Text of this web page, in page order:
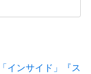
インサイド」『ス